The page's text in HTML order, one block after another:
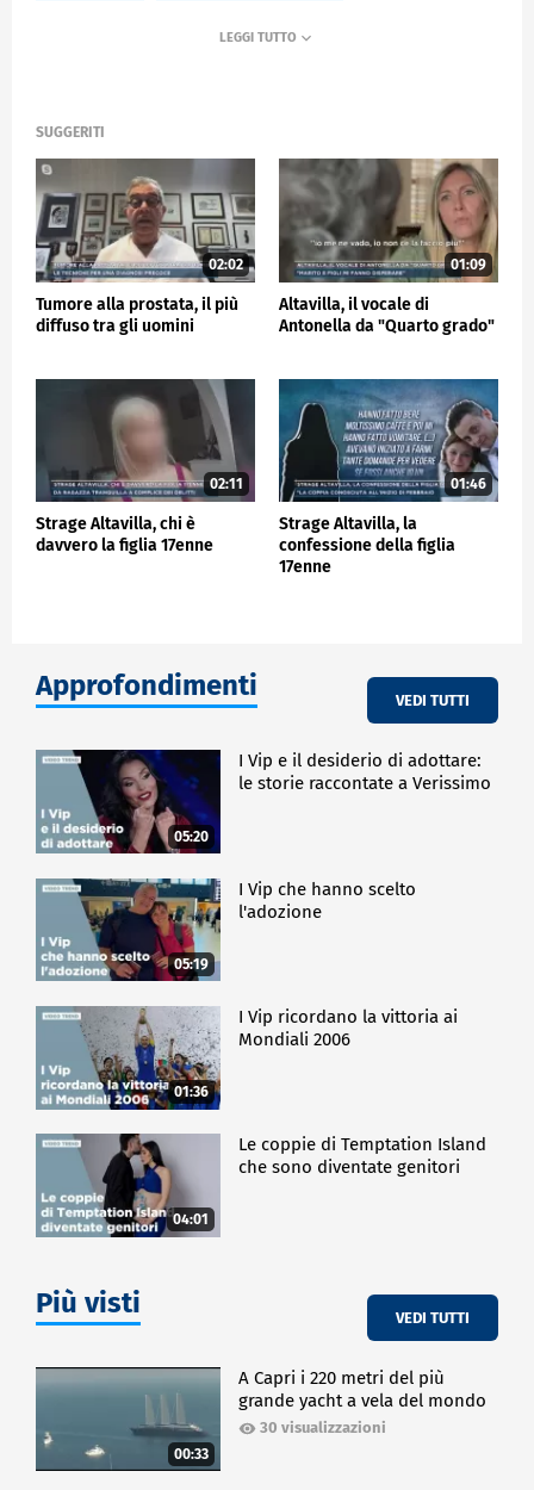
SUGGERITI
02:02
Tumore alla prostata, il più
diffuso tra gli uomini
01:09
Altavilla, il vocale di
Antonella da "Quarto grado"
02:11
Strage Altavilla, chi è
davvero la figlia 17enne
01:46
Strage Altavilla, la
confessione della figlia
17enne
Approfondimenti VEDI TUTTI
05:20
I Vip e il desiderio di adottare:
le storie raccontate a Verissimo
05:19
I Vip che hanno scelto
l'adozione
01:36
I Vip ricordano la vittoria ai
Mondiali 2006
04:01
Le coppie di Temptation Island
che sono diventate genitori
Più visti VEDI TUTTI
00:33
A Capri i 220 metri del più
grande yacht a vela del mondo
30 visualizzazioni